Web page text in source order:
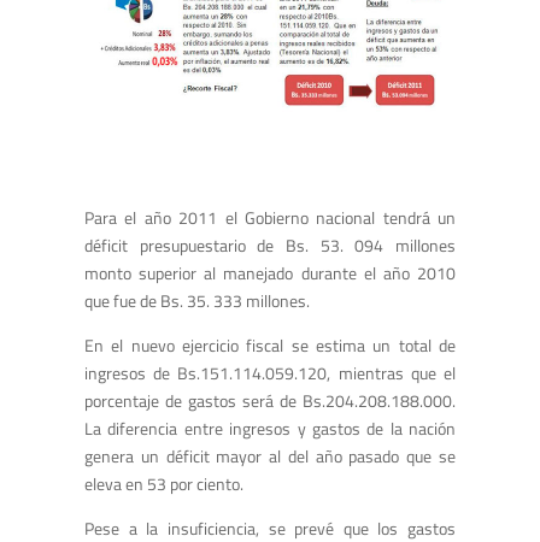
Para el año 2011 el Gobierno nacional tendrá un
déficit presupuestario de Bs. 53. 094 millones
monto superior al manejado durante el año 2010
que fue de Bs. 35. 333 millones.
En el nuevo ejercicio fiscal se estima un total de
ingresos de Bs.151.114.059.120, mientras que el
porcentaje de gastos será de Bs.204.208.188.000.
La diferencia entre ingresos y gastos de la nación
genera un déficit mayor al del año pasado que se
eleva en 53 por ciento.
Pese a la insuficiencia, se prevé que los gastos